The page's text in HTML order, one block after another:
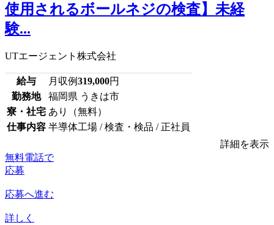
使用されるボールネジの検査】未経
験...
UTエージェント株式会社
給与 月収例319,000円
勤務地
福岡県 うきは市
寮・社宅 あり（無料）
仕事内容 半導体工場 / 検査・検品 / 正社員
詳細を表示
無料電話で
応募
応募へ進む
詳しく